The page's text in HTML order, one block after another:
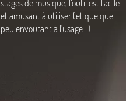
stages de musique, l’outil est facile
et amusant à utiliser (et quelque
peu envoutant à l’usage…).